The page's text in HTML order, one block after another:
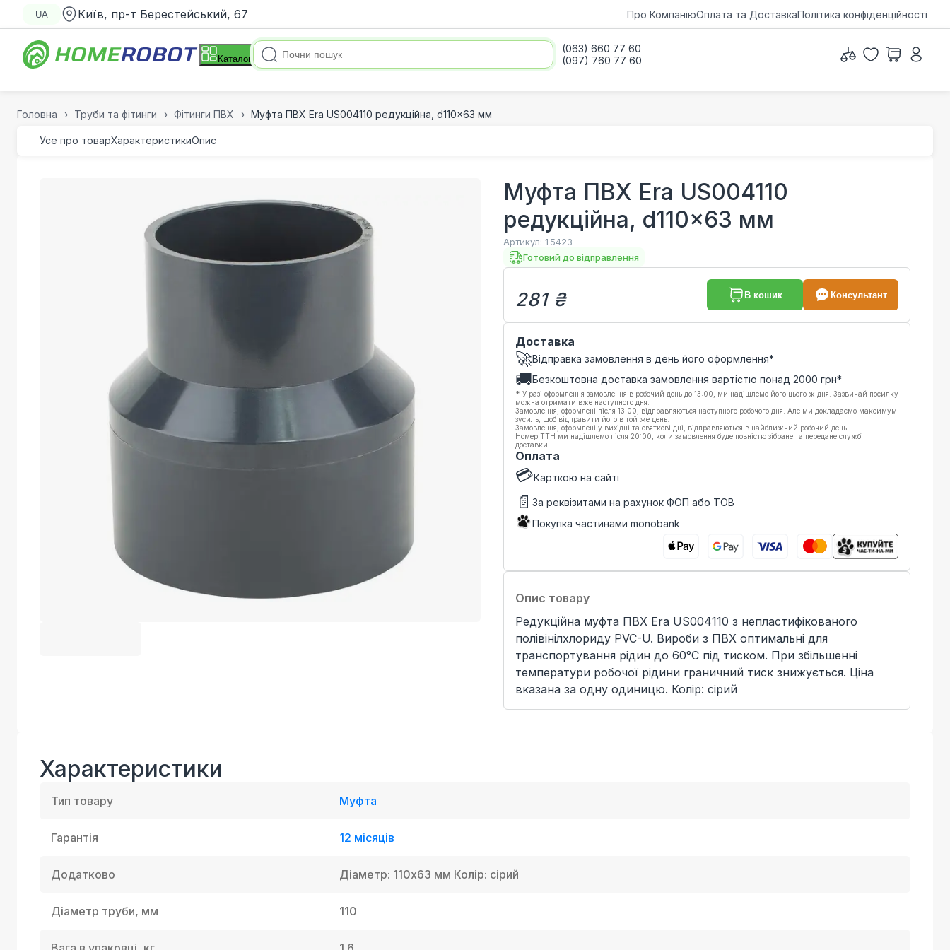
UA Київ, пр-т Берестейський, 67 Про КомпаніюОплата та ДоставкаПолітика конфіденційності
Каталог
(063) 660 77 60
(097) 760 77 60
Головна Труби та фітинги Фітинги ПВХ Муфта ПВХ Era US004110 редукційна, d110x63 мм
Усе про товарХарактеристикиОпис
Муфта ПВХ Era US004110
редукційна, d110x63 мм
Артикул: 15423
Готовий до відправлення
281 ₴ В кошик Консультант
Доставка
🚀Відправка замовлення в день його оформлення*
🚚Безкоштовна доставка замовлення вартістю понад 2000 грн*
* У разі оформлення замовлення в робочий день до 13:00, ми надішлемо його цього ж дня. Зазвичай посилку
можна отримати вже наступного дня.
Замовлення, оформлені після 13:00, відправляються наступного робочого дня. Але ми докладаємо максимум
зусиль, щоб відправити його в той же день.
Замовлення, оформлені у вихідні та святкові дні, відправляються в найближчий робочий день.
Номер ТТН ми надішлемо після 20:00, коли замовлення буде повністю зібране та передане службі
доставки.
Оплата
💳Карткою на сайті
📄 За реквізитами на рахунок ФОП або ТОВ
Покупка частинами monobank
Опис товару
Редукційна муфта ПВХ Era US004110 з непластифікованого
полівінілхлориду PVC-U. Вироби з ПВХ оптимальні для
транспортування рідин до 60°C під тиском. При збільшенні
температури робочої рідини граничний тиск знижується. Ціна
вказана за одну одиницю. Колір: сірий
Характеристики
Тип товару Муфта
Гарантія 12 місяців
Додатково Діаметр: 110х63 мм Колір: сірий
Діаметр труби, мм 110